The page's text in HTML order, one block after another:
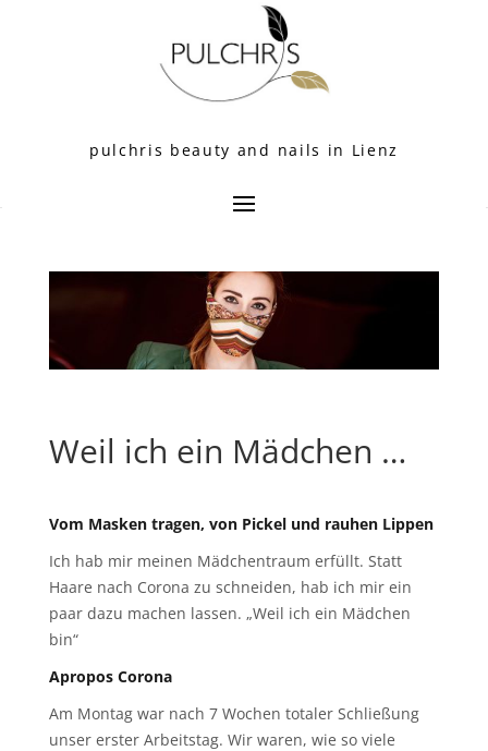
pulchris beauty and nails in Lienz
Weil ich ein Mädchen …
Vom Masken tragen, von Pickel und rauhen Lippen
Ich hab mir meinen Mädchentraum erfüllt. Statt
Haare nach Corona zu schneiden, hab ich mir ein
paar dazu machen lassen. „Weil ich ein Mädchen
bin“
Apropos Corona
Am Montag war nach 7 Wochen totaler Schließung
unser erster Arbeitstag. Wir waren, wie so viele